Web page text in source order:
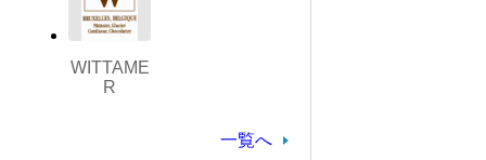
WITTAME
R
一覧へ